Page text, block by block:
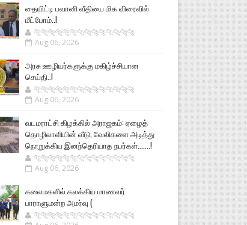
தையிட்டி பவானி வீதியை மிக விரைவில்
மீட்போம்..!
🐅🐅🐅🐅🐅🐅🐆🐆🐆🐆🐆🐆🐆🐆
Aug 06, 2026
அரசு ஊழியர்களுக்கு மகிழ்ச்சியான
செய்தி..!
🐅🐅🐅🐅🐅🐅🐆🐆🐆🐆🐆🐆🐆🐆
Aug 06, 2026
வடமராட்சி கிழக்கில் அராஜகம்: ஏழைத்
தொழிலாளியின் வீடு, வேலிகளை அடித்து
நொறுக்கிய இனந்தெரியாத நபர்கள்.......!
🐅🐅🐅🐅🐅🐅🐆🐆🐆🐆🐆🐆🐆🐆
Aug 06, 2026
கலைமகளில் கலக்கிய மாணவர்
பாராளுமன்ற அமர்வு (
🐅🐅🐅🐅🐅🐅🐆🐆🐆🐆🐆🐆🐆🐆